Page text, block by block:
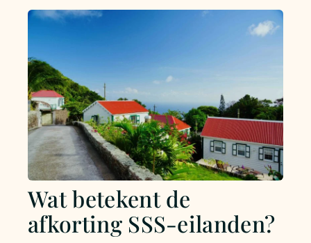
Wat betekent de
afkorting SSS-eilanden?